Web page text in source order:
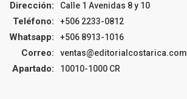
Dirección: Calle 1 Avenidas 8 y 10
Teléfono: +506 2233-0812
Whatsapp: +506 8913-1016
Correo: ventas@editorialcostarica.com
Apartado: 10010-1000 CR